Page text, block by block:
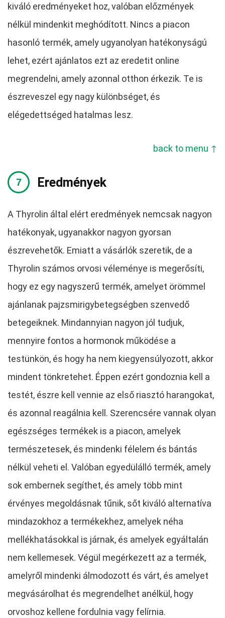
kiváló eredményeket hoz, valóban előzmények
nélkül mindenkit meghódított. Nincs a piacon
hasonló termék, amely ugyanolyan hatékonyságú
lehet, ezért ajánlatos ezt az eredetit online
megrendelni, amely azonnal otthon érkezik. Te is
észreveszel egy nagy különbséget, és
elégedettséged hatalmas lesz.
back to menu ↑
Eredmények
A Thyrolin által elért eredmények nemcsak nagyon
hatékonyak, ugyanakkor nagyon gyorsan
észrevehetők. Emiatt a vásárlók szeretik, de a
Thyrolin számos orvosi véleménye is megerősíti,
hogy ez egy nagyszerű termék, amelyet örömmel
ajánlanak pajzsmirigybetegségben szenvedő
betegeiknek. Mindannyian nagyon jól tudjuk,
mennyire fontos a hormonok működése a
testünkön, és hogy ha nem kiegyensúlyozott, akkor
mindent tönkretehet. Éppen ezért gondoznia kell a
testét, észre kell vennie az első riasztó harangokat,
és azonnal reagálnia kell. Szerencsére vannak olyan
egészséges termékek is a piacon, amelyek
természetesek, és mindenki félelem és bántás
nélkül veheti el. Valóban egyedülálló termék, amely
sok embernek segíthet, és amely több mint
érvényes megoldásnak tűnik, sőt kiváló alternatíva
mindazokhoz a termékekhez, amelyek néha
mellékhatásokkal is járnak, és amelyek egyáltalán
nem kellemesek. Végül megérkezett az a termék,
amelyről mindenki álmodozott és várt, és amelyet
megvásárolhat és megrendelhet anélkül, hogy
orvoshoz kellene fordulnia vagy felírnia.